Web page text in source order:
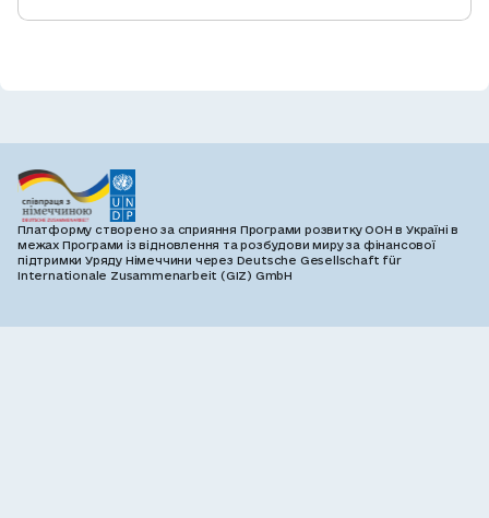
Платформу створено за сприяння Програми розвитку ООН в Україні в
межах Програми із відновлення та розбудови миру за фінансової
підтримки Уряду Німеччини через Deutsche Gesellschaft für
Internationale Zusammenarbeit (GIZ) GmbH